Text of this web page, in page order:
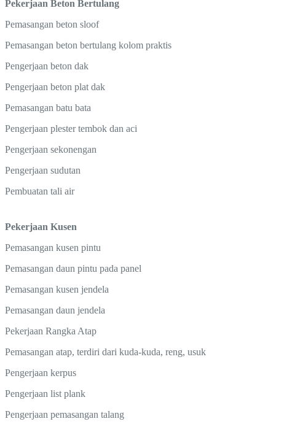
Pekerjaan Beton Bertulang
Pemasangan beton sloof
Pemasangan beton bertulang kolom praktis
Pengerjaan beton dak
Pengerjaan beton plat dak
Pemasangan batu bata
Pengerjaan plester tembok dan aci
Pengerjaan sekonengan
Pengerjaan sudutan
Pembuatan tali air
Pekerjaan Kusen
Pemasangan kusen pintu
Pemasangan daun pintu pada panel
Pemasangan kusen jendela
Pemasangan daun jendela
Pekerjaan Rangka Atap
Pemasangan atap, terdiri dari kuda-kuda, reng, usuk
Pengerjaan kerpus
Pengerjaan list plank
Pengerjaan pemasangan talang